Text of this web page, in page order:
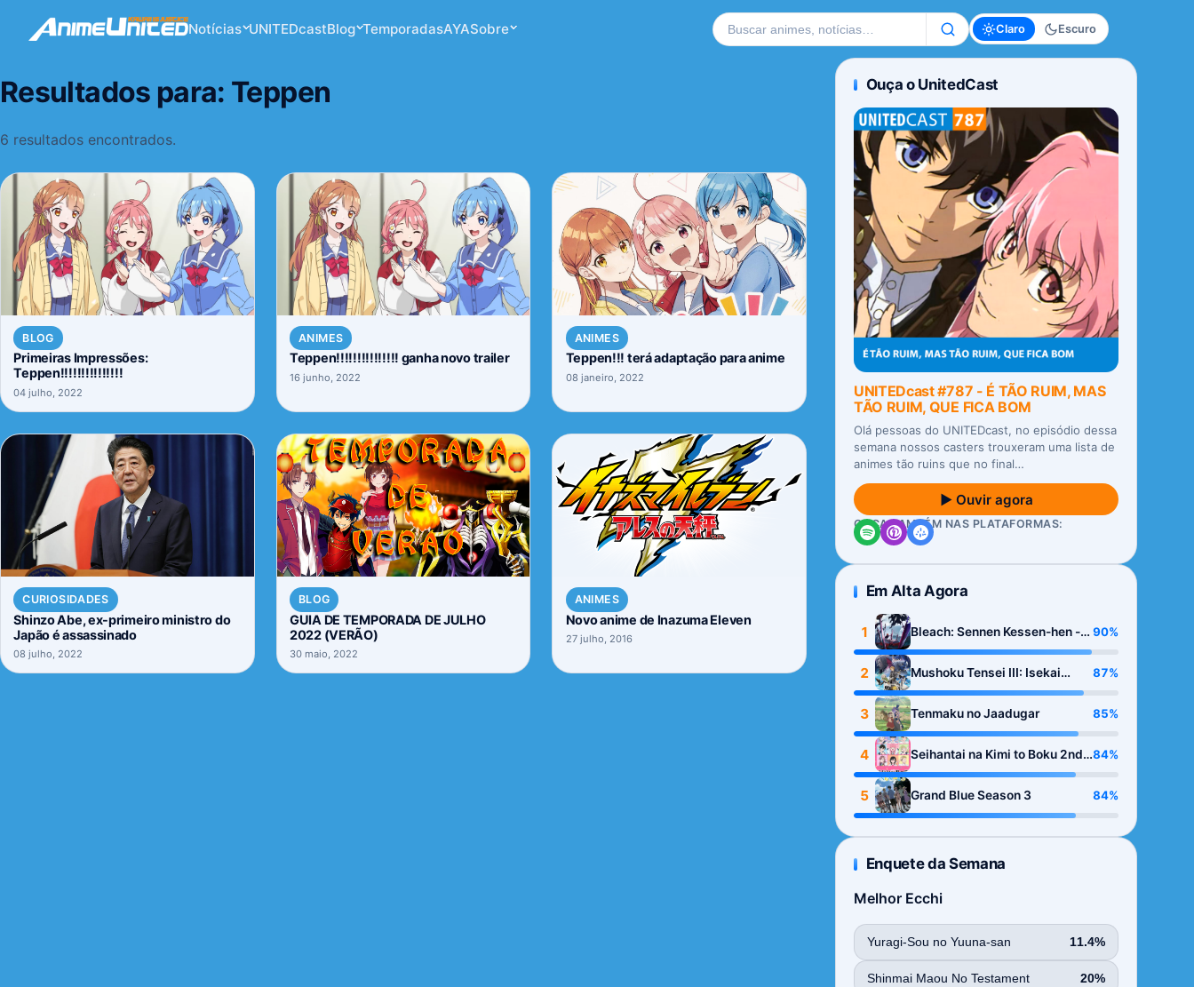
Notícias UNITEDcastBlog TemporadasAYASobre Buscar no site Claro Escuro
Resultados para: Teppen
6 resultados encontrados.
BLOG
Primeiras Impressões:
Teppen!!!!!!!!!!!!!!!
04 julho, 2022
ANIMES
Teppen!!!!!!!!!!!!!!! ganha novo trailer
16 junho, 2022
ANIMES
Teppen!!! terá adaptação para anime
08 janeiro, 2022
CURIOSIDADES
Shinzo Abe, ex-primeiro ministro do
Japão é assassinado
08 julho, 2022
BLOG
GUIA DE TEMPORADA DE JULHO
2022 (VERÃO)
30 maio, 2022
ANIMES
Novo anime de Inazuma Eleven
27 julho, 2016
Ouça o UnitedCast
UNITEDcast #787 - É TÃO RUIM, MAS
TÃO RUIM, QUE FICA BOM
Olá pessoas do UNITEDcast, no episódio dessa
semana nossos casters trouxeram uma lista de
animes tão ruins que no final…
▶ Ouvir agora
OUÇA TAMBÉM NAS PLATAFORMAS:
Em Alta Agora
1
Bleach: Sennen Kessen-hen -
Kashin-tan
90%
2
Mushoku Tensei III: Isekai
Ittara Honki Dasu
87%
3 Tenmaku no Jaadugar 85%
4
Seihantai na Kimi to Boku 2nd
Season
84%
5 Grand Blue Season 3 84%
Enquete da Semana
Melhor Ecchi
Yuragi-Sou no Yuuna-san 11.4%
Shinmai Maou No Testament 20%